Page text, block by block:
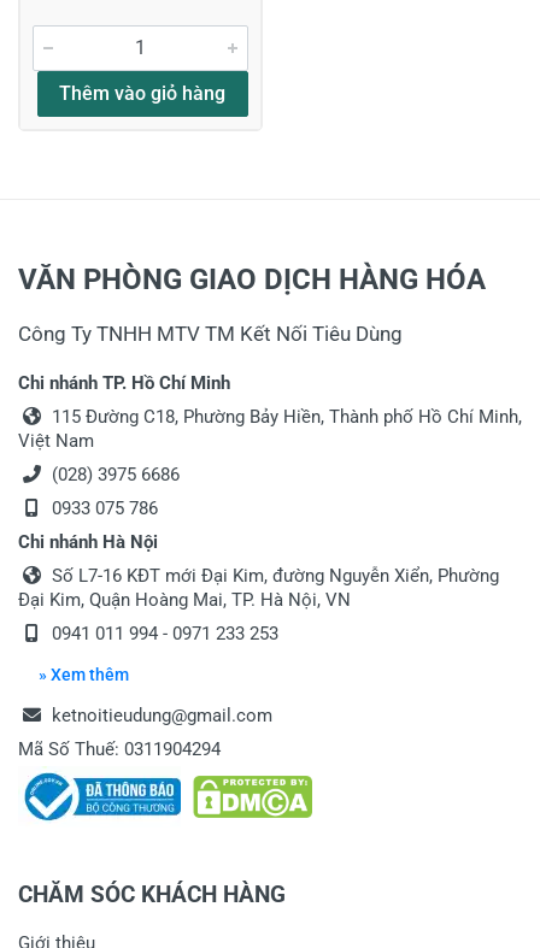
Thêm vào giỏ hàng
VĂN PHÒNG GIAO DỊCH HÀNG HÓA
Công Ty TNHH MTV TM Kết Nối Tiêu Dùng
Chi nhánh TP. Hồ Chí Minh
115 Đường C18, Phường Bảy Hiền, Thành phố Hồ Chí Minh,
Việt Nam
(028) 3975 6686
0933 075 786
Chi nhánh Hà Nội
Số L7-16 KĐT mới Đại Kim, đường Nguyễn Xiển, Phường
Đại Kim, Quận Hoàng Mai, TP. Hà Nội, VN
0941 011 994 - 0971 233 253
» Xem thêm
ketnoitieudung@gmail.com
Mã Số Thuế: 0311904294
CHĂM SÓC KHÁCH HÀNG